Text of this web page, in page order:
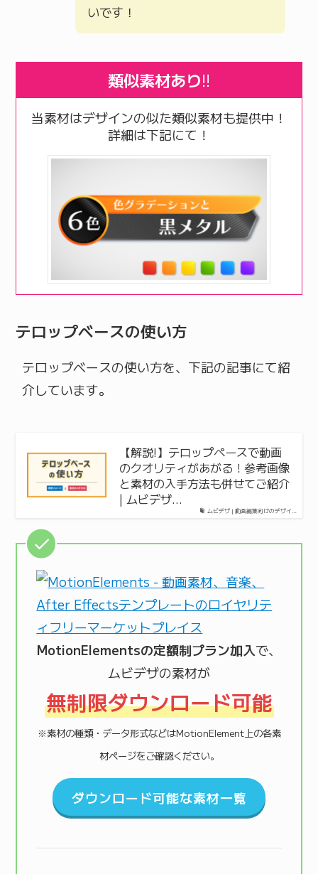
いです！
類似素材あり!!
当素材はデザインの似た類似素材も提供中！
詳細は下記にて！
テロップベースの使い方
テロップベースの使い方を、下記の記事にて紹
介しています。
ムビデザ | 動画編集向けのデザイ…
【解説!】テロップペースで動画
のクオリティがあがる！参考画像
と素材の入手方法も併せてご紹介
| ムビデザ…
MotionElementsの定額制プラン加入で、
ムビデザの素材が
無制限ダウンロード可能
※素材の種類・データ形式などはMotionElement上の各素
材ページをご確認ください。
ダウンロード可能な素材一覧